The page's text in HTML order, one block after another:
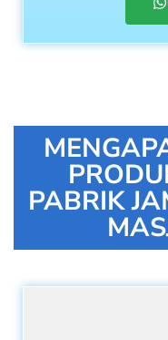
PABRIK